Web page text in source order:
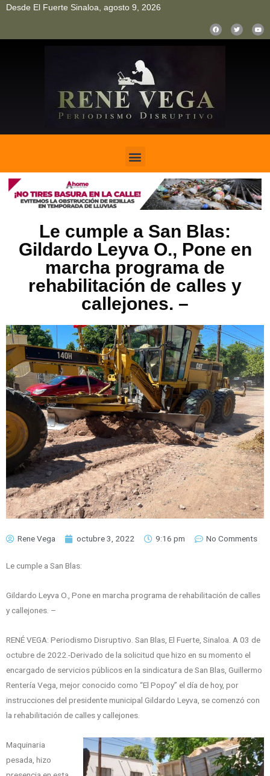
Desde El Fuerte Sinaloa, agosto 9, 2026
Le cumple a San Blas:
Gildardo Leyva O., Pone en
marcha programa de
rehabilitación de calles y
callejones. –
Rene Vega octubre 3, 2022 9:16 pm No Comments
Le cumple a San Blas:
Gildardo Leyva O., Pone en marcha programa de rehabilitación de calles
y callejones. –
RENÉ VEGA: Periodismo Disruptivo. San Blas, El Fuerte, Sinaloa. A 03 de
octubre de 2022.-Derivado de la solicitud que hizo en su momento el
encargado de servicios públicos en la sindicatura de San Blas, Guillermo
Rentería Vega, mejor conocido como “El Popoy” el día de hoy, por
instrucciones del presidente municipal Gildardo Leyva, se comenzó con
la rehabilitación de calles y callejones.
Maquinaria
pesada, hizo